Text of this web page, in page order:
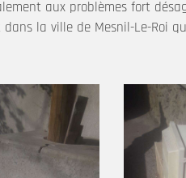
aux problèmes fort
dans la ville de Mesnil-Le-Roi